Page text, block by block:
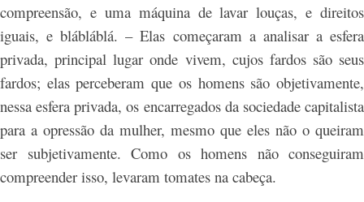
compreensão, e uma máquina de lavar louças, e direitos
iguais, e blábláblá. – Elas começaram a analisar a esfera
privada, principal lugar onde vivem, cujos fardos são seus
fardos; elas perceberam que os homens são objetivamente,
nessa esfera privada, os encarregados da sociedade capitalista
para a opressão da mulher, mesmo que eles não o queiram
ser subjetivamente. Como os homens não conseguiram
compreender isso, levaram tomates na cabeça.